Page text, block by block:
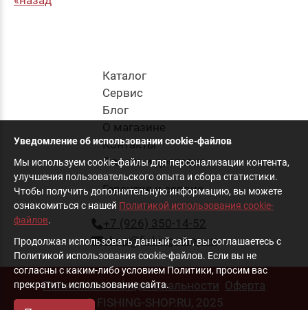
Каталог
Cервис
Блог
О магазине
Контакты
Оплата и доставка
Гарантия и сервис
+7 (926) 350-14-52
shop@fishing-shop.ru
Политика конфиденциальности Оферта
© FISHING-SHOP.RU, 2025
Уведомление об использовании cookie-файлов
Мы используем cookie-файлы для персонализации контента,
улучшения пользовательского опыта и сбора статистики.
Чтобы получить дополнительную информацию, вы можете
ознакомиться с нашей Политикой использования cookie-
файлов.
Продолжая использовать данный сайт, вы соглашаетесь с
Политикой использования cookie-файлов. Если вы не
согласны с каким-либо условием Политики, просим вас
прекратить использование сайта.